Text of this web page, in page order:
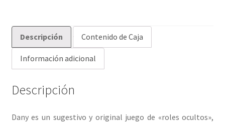
Descripción Contenido de Caja
Información adicional
Descripción
Dany es un sugestivo y original juego de «roles ocultos»,